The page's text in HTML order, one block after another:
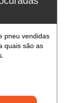
pneu vendidas
quais são as